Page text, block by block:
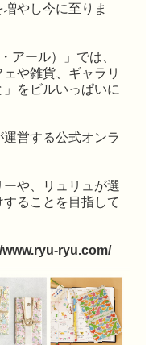
やし今に至りま
アール）」では、
や雑貨、ギャラリ
をビルいっぱいに
営する公式オンラ
や、リュリュが選
ることを目指して
www.ryu-ryu.com/